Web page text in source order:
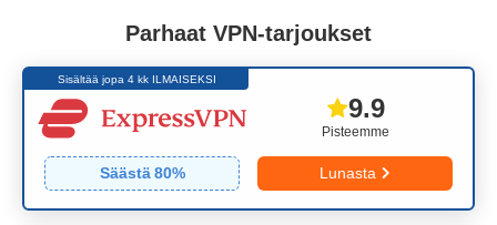
Parhaat VPN-tarjoukset
Sisältää jopa 4 kk ILMAISEKSI
Pisteemme
9.9
Säästä 80% Lunasta